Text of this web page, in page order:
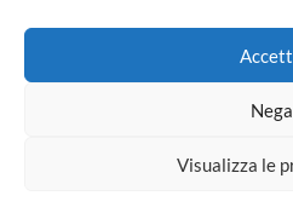
Nega
Visualizza le
Informativa Privacy
Copyright ©